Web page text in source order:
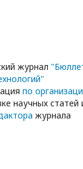
журнал
по
научных статей
журнала